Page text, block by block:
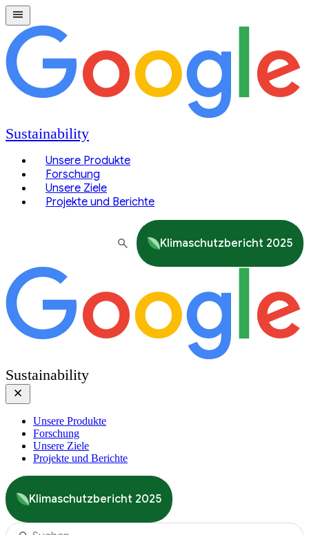
Sustainability
Unsere Produkte
Forschung
Unsere Ziele
Projekte und Berichte
Klimaschutzbericht 2025
Sustainability
Unsere Produkte
Forschung
Unsere Ziele
Projekte und Berichte
Klimaschutzbericht 2025